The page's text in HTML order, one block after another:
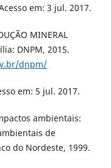
em: 3 jul. 2017.
MINERAL
DNPM, 2015.
dnpm/
em: 5 jul. 2017.
ambientais:
de
do Nordeste, 1999.